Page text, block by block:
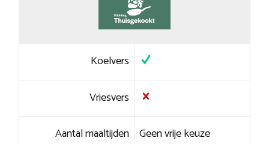
Koelvers
Vriesvers
Aantal maaltijden Geen vrije keuze